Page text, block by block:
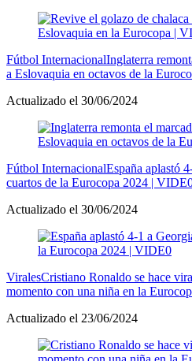
Fútbol InternacionalInglaterra
a Eslovaquia en octavos de la
Actualizado el 30/06/2024
Fútbol InternacionalEspaña aplastó
cuartos de la Eurocopa 2024 |
Actualizado el 30/06/2024
ViralesCristiano Ronaldo se hace
momento con una niña en la
Actualizado el 23/06/2024